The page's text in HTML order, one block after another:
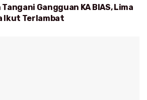
Tangani Gangguan KA BIAS, Lima
Ikut Terlambat